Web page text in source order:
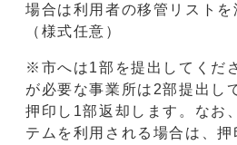
場合は利用者の移管リストを
（様式任意）
※市へは1部を提出してくだ
が必要な事業所は2部提出し
押印し1部返却します。なお
テムを利用される場合は、